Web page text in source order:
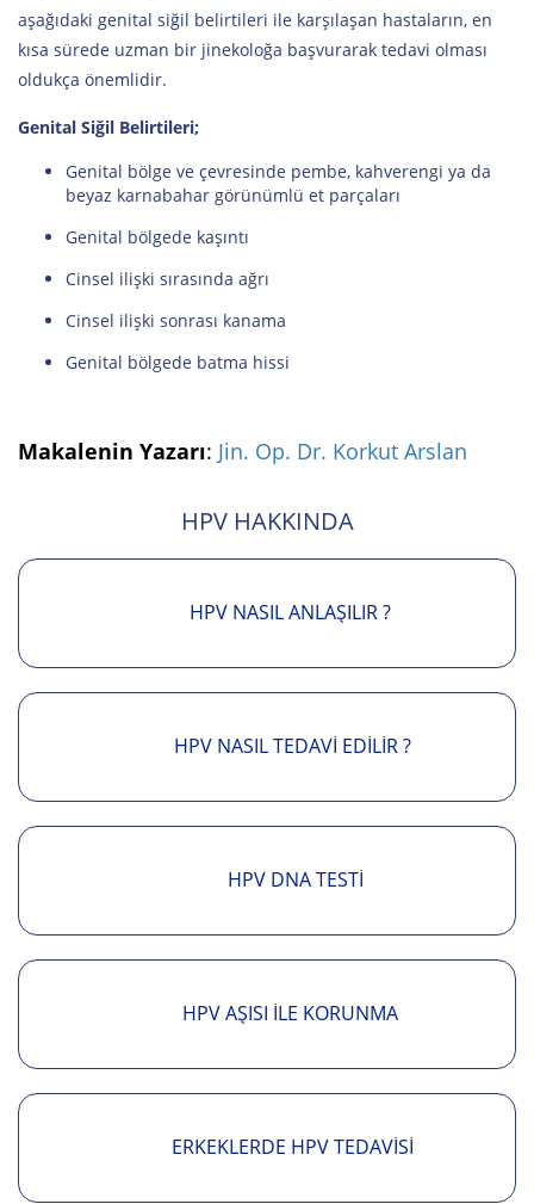
aşağıdaki genital siğil belirtileri ile karşılaşan hastaların, en
kısa sürede uzman bir jinekoloğa başvurarak tedavi olması
oldukça önemlidir.
Genital Siğil Belirtileri;
Genital bölge ve çevresinde pembe, kahverengi ya da
beyaz karnabahar görünümlü et parçaları
Genital bölgede kaşıntı
Cinsel ilişki sırasında ağrı
Cinsel ilişki sonrası kanama
Genital bölgede batma hissi
Makalenin Yazarı: Jin. Op. Dr. Korkut Arslan
HPV HAKKINDA
HPV NASIL ANLAŞILIR ?
HPV NASIL TEDAVI EDILIR ?
HPV DNA TESTI
HPV AŞISI İLE KORUNMA
ERKEKLERDE HPV TEDAVISI